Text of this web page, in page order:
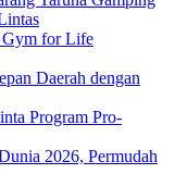
Gym for Life
Daerah dengan
Program Pro-
2026, Permudah